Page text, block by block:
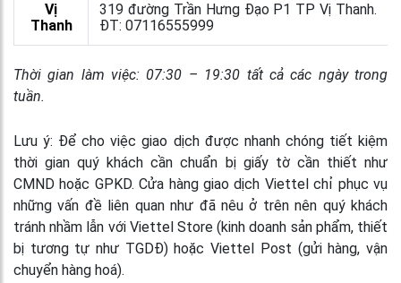
Vị
Thanh
319 đường Trần Hưng Đạo P1 TP Vị Thanh.
ĐT: 07116555999
Thời gian làm việc: 07:30 – 19:30 tất cả các ngày trong
tuần.
Lưu ý: Để cho việc giao dịch được nhanh chóng tiết kiệm
thời gian quý khách cần chuẩn bị giấy tờ cần thiết như
CMND hoặc GPKD. Cửa hàng giao dịch Viettel chỉ phục vụ
những vấn đề liên quan như đã nêu ở trên nên quý khách
tránh nhầm lẫn với Viettel Store (kinh doanh sản phẩm, thiết
bị tương tự như TGDĐ) hoặc Viettel Post (gửi hàng, vận
chuyển hàng hoá).